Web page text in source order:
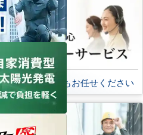
POINT
6
万一の時もお任せください
8